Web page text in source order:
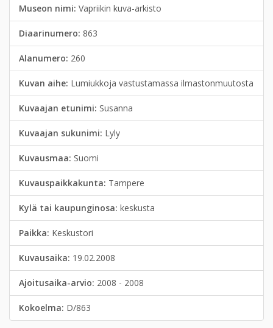
Museon nimi: Vapriikin kuva-arkisto
Diaarinumero: 863
Alanumero: 260
Kuvan aihe: Lumiukkoja vastustamassa ilmastonmuutosta
Kuvaajan etunimi: Susanna
Kuvaajan sukunimi: Lyly
Kuvausmaa: Suomi
Kuvauspaikkakunta: Tampere
Kylä tai kaupunginosa: keskusta
Paikka: Keskustori
Kuvausaika: 19.02.2008
Ajoitusaika-arvio: 2008 - 2008
Kokoelma: D/863